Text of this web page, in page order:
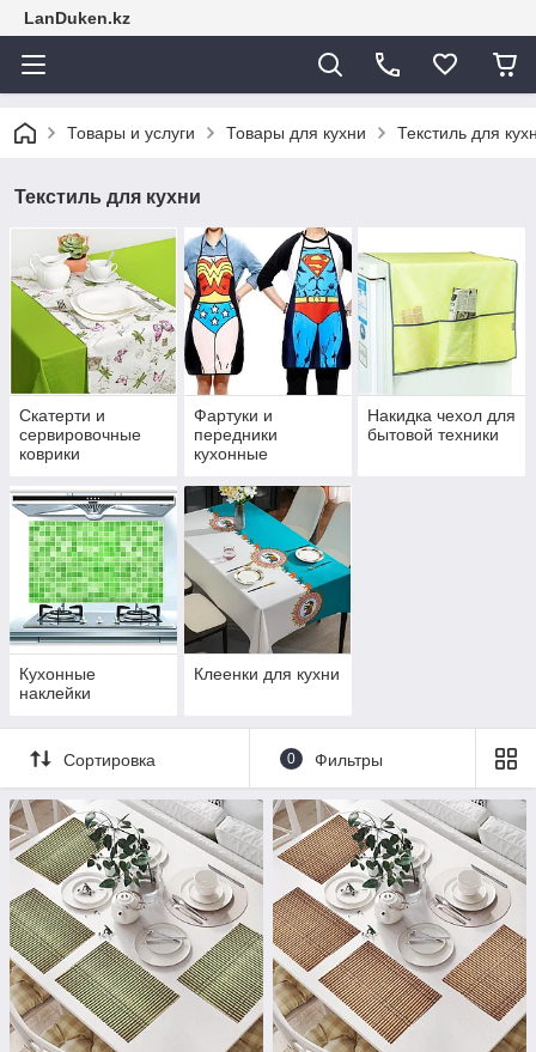
LanDuken.kz
Товары и услуги Товары для кухни Текстиль для
Текстиль для кухни
Скатерти и
сервировочные
коврики
Фартуки и
передники
кухонные
Накидка чехол для
бытовой техники
Кухонные
наклейки
Клеенки для кухни
Сортировка 0 Фильтры